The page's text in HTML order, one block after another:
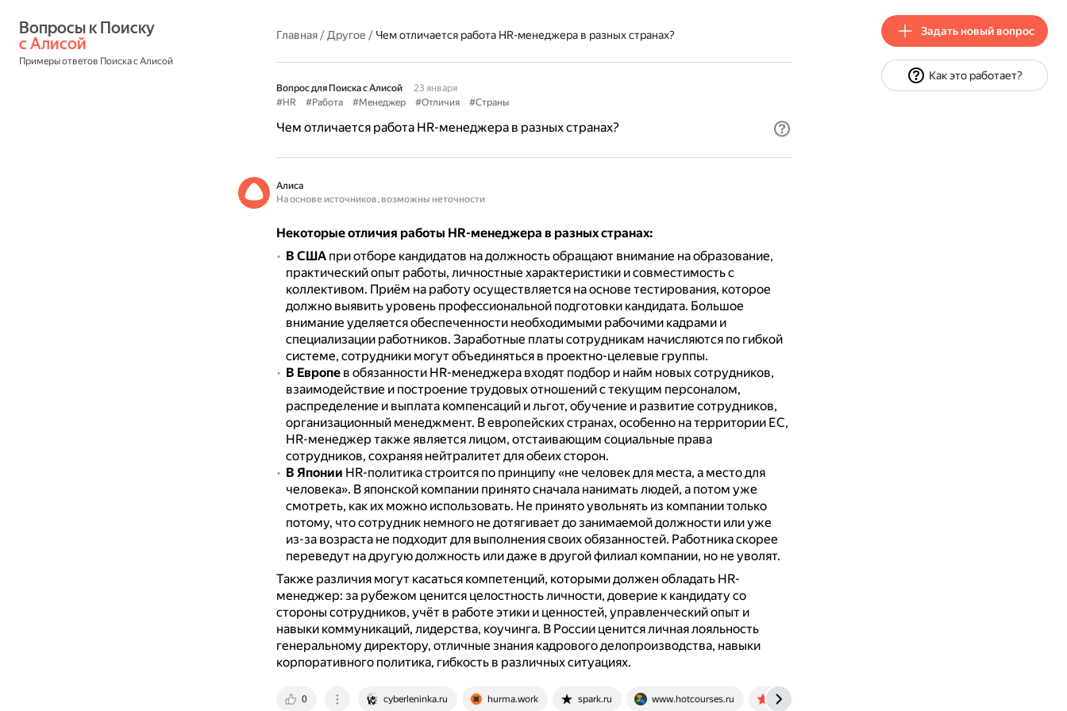
с Алисой
Примеры ответов Поиска с Алисой
Главная/Другое / Чем отличается работа HR-менеджера в разных странах?
Вопрос для Поиска с Алисой
23 января
#HR
#Работа #Менеджер #Отличия #Страны
Чем отличается работа HR-менеджера в разных странах?
Алиса
На основе источников, возможны неточности
Некоторые отличия работы HR-менеджера в разных странах:
В СШАпри отборе кандидатов на должность обращают внимание на образование,
практический опыт работы, личностные характеристики и совместимость с
коллективом. Приём на работу осуществляется на основе тестирования, которое
должно выявить уровень профессиональной подготовки кандидата. Большое
внимание уделяется обеспеченности необходимыми рабочими кадрами и
специализации работников. Заработные платы сотрудникам начисляются по гибкой
системе, сотрудники могут объединяться в проектно-целевые группы.
В Европев обязанности HR-менеджера входят подбор и найм новых сотрудников,
взаимодействие и построение трудовых отношений с текущим персоналом,
распределение и выплата компенсаций и льгот, обучение и развитие сотрудников,
организационный менеджмент. В европейских странах, особенно на территории ЕС,
HR-менеджер также является лицом, отстаивающим социальные права
сотрудников, сохраняя нейтралитет для обеих сторон.
В Японии HR-политика строится по принципу «не человек для места, а место для
человека». В японской компании принято сначала нанимать людей, а потом уже
смотреть, как их можно использовать. Не принято увольнять из компании только
потому, что сотрудник немного не дотягивает до занимаемой должности или уже
из-за возраста не подходит для выполнения своих обязанностей. Работника скорее
переведут на другую должность или даже в другой филиал компании, но не уволят.
Также различия могут касаться компетенций, которыми должен обладать HR-
менеджер: за рубежом ценится целостность личности, доверие к кандидату со
стороны сотрудников, учёт в работе этики и ценностей, управленческий опыт и
навыки коммуникаций, лидерства, коучинга. В России ценится личная лояльность
генеральному директору, отличные знания кадрового делопроизводства, навыки
корпоративного политика, гибкость в различных ситуациях.
0 cyberleninka.ru hurma.work spark.ru www.hotcourses.ru hr-best.su
Задать новый вопрос
Как это работает?